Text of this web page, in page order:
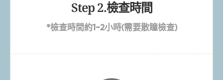
Step 1.就醫檢查
點擊前往預約掛號